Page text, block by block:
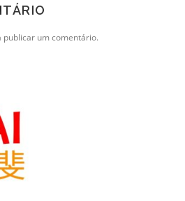
publicar um comentário.